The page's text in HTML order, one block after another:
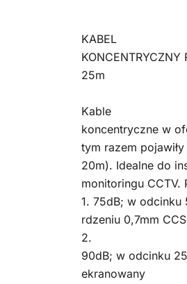
KABEL
KONCENTRYCZNY
25m
Kable
koncentryczne w
tym razem
20m). Idealne do
monitoringu CCTV.
1. 75dB; w odcinku
rdzeniu 0,7mm
2.
90dB; w odcinku
ekranowany